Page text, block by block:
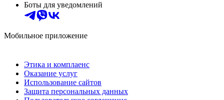
Боты для уведомлений
Мобильное приложение
Этика и комплаенс
Оказание услуг
Использование сайтов
Защита персональных данных